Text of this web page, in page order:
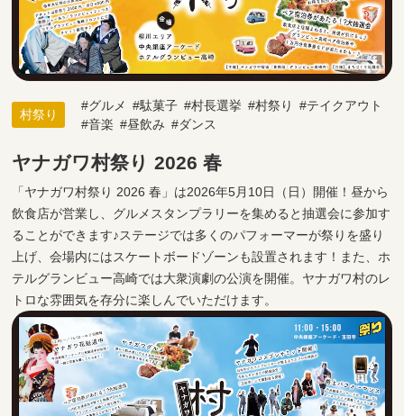
村祭り
グルメ 駄菓子 村長選挙 村祭り
テイクアウト
音楽
昼飲み ダンス
ヤナガワ村祭り 2026 春
「ヤナガワ村祭り 2026 春」は2026年5月10日（日）開催！昼から
飲食店が営業し、グルメスタンプラリーを集めると抽選会に参加す
ることができます♪ステージでは多くのパフォーマーが祭りを盛り
上げ、会場内にはスケートボードゾーンも設置されます！また、ホ
テルグランビュー高崎では大衆演劇の公演を開催。ヤナガワ村のレ
トロな雰囲気を存分に楽しんでいただけます。